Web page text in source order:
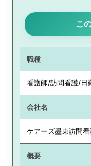
こ
職種
看護師/訪問看護/日
会社名
ケアーズ墨東訪問
概要